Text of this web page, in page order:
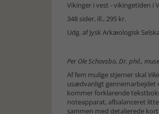
Vikinger i vest - vikingetiden i
348 sider, ill., 295 kr.
Udg. af Jysk Arkæologisk
Per Ole Schovsbo, Dr. phil.,
Af fem mulige stjerner skal
usædvanligt gennemarbejdet
kommer forklarende
noteapparat, afbalanceret
sammen med detaljerede